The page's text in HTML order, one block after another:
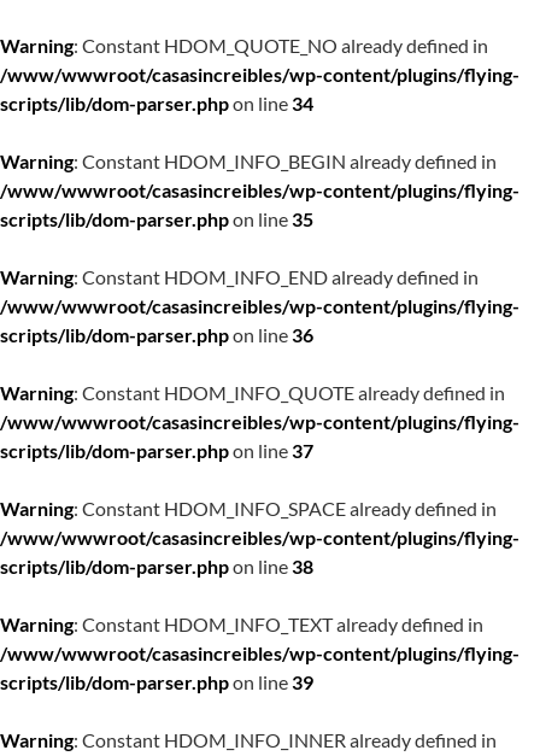
Warning: Constant HDOM_QUOTE_NO already defined in
/www/wwwroot/casasincreibles/wp-content/plugins/flying-
scripts/lib/dom-parser.phpon line34
Warning: Constant HDOM_INFO_BEGIN already defined in
/www/wwwroot/casasincreibles/wp-content/plugins/flying-
scripts/lib/dom-parser.phpon line35
Warning: Constant HDOM_INFO_END already defined in
/www/wwwroot/casasincreibles/wp-content/plugins/flying-
scripts/lib/dom-parser.phpon line36
Warning: Constant HDOM_INFO_QUOTE already defined in
/www/wwwroot/casasincreibles/wp-content/plugins/flying-
scripts/lib/dom-parser.phpon line37
Warning: Constant HDOM_INFO_SPACE already defined in
/www/wwwroot/casasincreibles/wp-content/plugins/flying-
scripts/lib/dom-parser.phpon line38
Warning: Constant HDOM_INFO_TEXT already defined in
/www/wwwroot/casasincreibles/wp-content/plugins/flying-
scripts/lib/dom-parser.phpon line39
Warning: Constant HDOM_INFO_INNER already defined in